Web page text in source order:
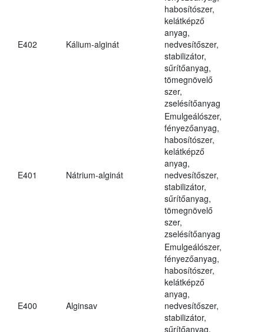
E402 Kálium-alginát
habosítószer,
kelátképző
anyag,
nedvesítőszer,
stabilizátor,
sűrítőanyag,
tömegnövelő
szer,
zselésítőanyag
E401 Nátrium-alginát
Emulgeálószer,
fényezőanyag,
habosítószer,
kelátképző
anyag,
nedvesítőszer,
stabilizátor,
sűrítőanyag,
tömegnövelő
szer,
zselésítőanyag
E400 Alginsav
Emulgeálószer,
fényezőanyag,
habosítószer,
kelátképző
anyag,
nedvesítőszer,
stabilizátor,
sűrítőanyag,